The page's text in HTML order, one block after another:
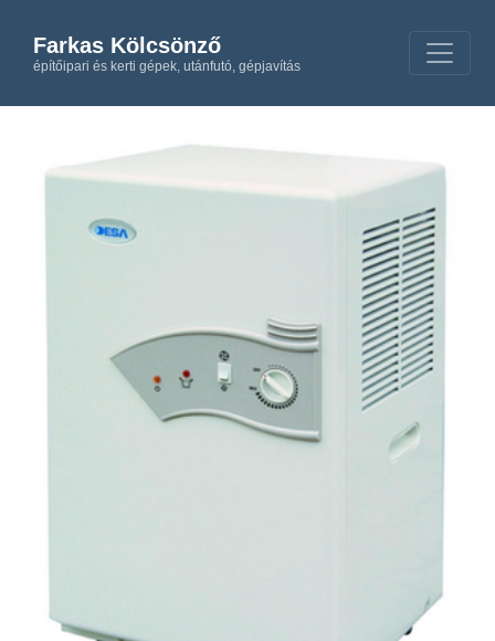
Farkas Kölcsönző
építőipari és kerti gépek, utánfutó, gépjavítás